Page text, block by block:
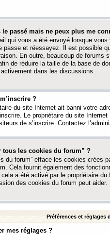
passé mais ne peux plus me
qui vous a été envoyé lorsque
passe et réessayez. Il est possible
En outre, beaucoup de forums
de réduire la taille de la base de
dans les discussions.
?
du site Internet ait banni votre
Le propriétaire du site
de s’inscrire. Contactez
tous les cookies du forum” ?
du forum” efface les cookies crées
Cela fournit également des
a été activé par le propriétaire
des cookies du forum peut aider.
Préférences et réglages
mes réglages ?